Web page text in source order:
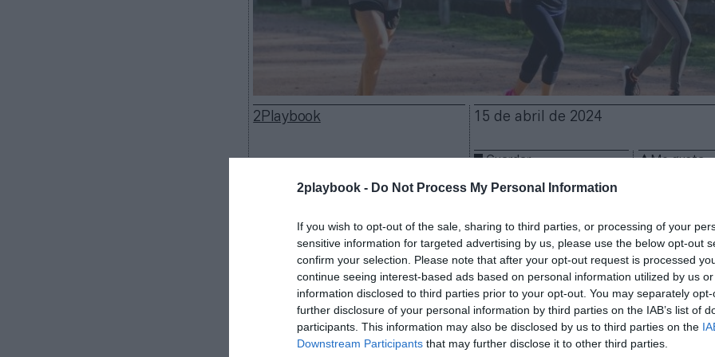
2playbook - Do Not Process My Personal Information
If you wish to opt-out of the sale, sharing to third parties, or processing of your
sensitive information for targeted advertising by us, please use the below opt-out
confirm your selection. Please note that after your opt-out request is processed
continue seeing interest-based ads based on personal information utilized by us
information disclosed to third parties prior to your opt-out. You may separately
further disclosure of your personal information by third parties on the IAB’s list of
participants. This information may also be disclosed by us to third parties on the
Downstream Participants that may further disclose it to other third parties.
2Playbook 15 de abril de 2024
Guardar Me gusta
plazo mediante su plan de prescripción deportiva. La región ha
marcha el Plan Andaluz de Prescripción de Actividad y Ejercicio
(PAPEF),la estrategia impulsada y coordinada desde la Junta de
para fomentar la actividad física y prescripción de ejercicio físico
salud de los andaluces. Como parte del mismo se ha inaugurado
activa de ejercicio físico en Vélez-Málaga.
El consejero de Turismo, Cultura y Deporte, Arturo Bernal, ha